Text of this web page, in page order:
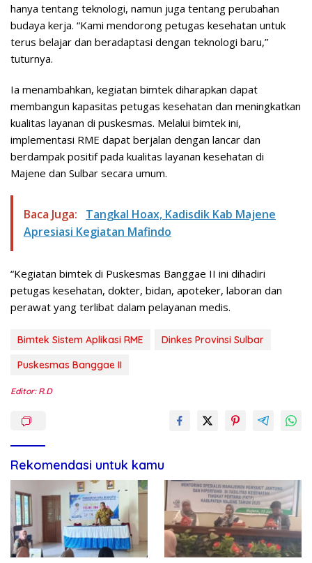
hanya tentang teknologi, namun juga tentang perubahan
budaya kerja. “Kami mendorong petugas kesehatan untuk
terus belajar dan beradaptasi dengan teknologi baru,”
tuturnya.
Ia menambahkan, kegiatan bimtek diharapkan dapat
membangun kapasitas petugas kesehatan dan meningkatkan
kualitas layanan di puskesmas. Melalui bimtek ini,
implementasi RME dapat berjalan dengan lancar dan
berdampak positif pada kualitas layanan kesehatan di
Majene dan Sulbar secara umum.
Baca Juga:
Tangkal Hoax, Kadisdik Kab Majene
Apresiasi Kegiatan Mafindo
“Kegiatan bimtek di Puskesmas Banggae II ini dihadiri
petugas kesehatan, dokter, bidan, apoteker, laboran dan
perawat yang terlibat dalam pelayanan medis.
Bimtek Sistem Aplikasi RME
Dinkes Provinsi Sulbar
Puskesmas Banggae II
Editor: R.D
Rekomendasi untuk kamu